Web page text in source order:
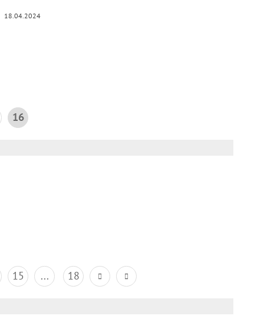
18.04.2024
16
15 ... 18